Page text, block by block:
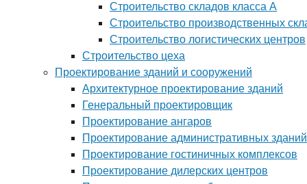
Строительство складов класса А
Строительство производственных
Строительство логистических центров
Строительство цеха
Проектирование зданий и сооружений
Архитектурное проектирование зданий
Генеральный проектировщик
Проектирование ангаров
Проектирование административных зданий
Проектирование гостиничных комплексов
Проектирование дилерских центров